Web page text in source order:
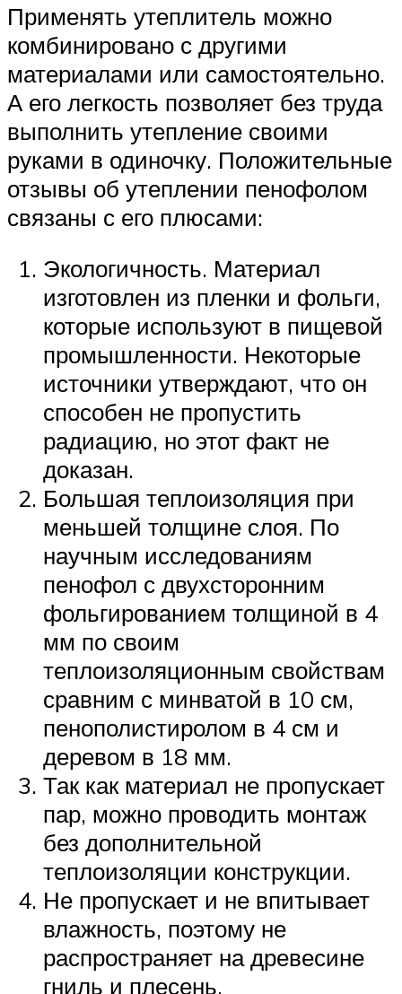
Применять утеплитель можно
комбинировано с другими
материалами или самостоятельно.
А его легкость позволяет без труда
выполнить утепление своими
руками в одиночку. Положительные
отзывы об утеплении пенофолом
связаны с его плюсами:
Экологичность. Материал
изготовлен из пленки и фольги,
которые используют в пищевой
промышленности. Некоторые
источники утверждают, что он
способен не пропустить
радиацию, но этот факт не
доказан.
Большая теплоизоляция при
меньшей толщине слоя. По
научным исследованиям
пенофол с двухсторонним
фольгированием толщиной в 4
мм по своим
теплоизоляционным свойствам
сравним с минватой в 10 см,
пенополистиролом в 4 см и
деревом в 18 мм.
Так как материал не пропускает
пар, можно проводить монтаж
без дополнительной
теплоизоляции конструкции.
Не пропускает и не впитывает
влажность, поэтому не
распространяет на древесине
гниль и плесень.